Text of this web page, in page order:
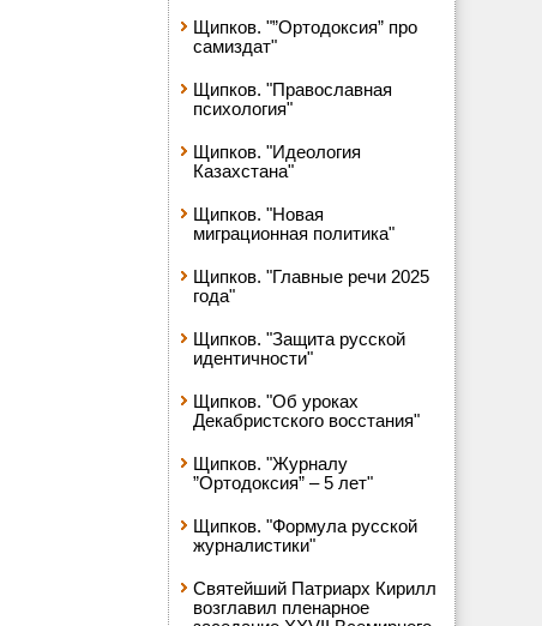
Щипков. "”Ортодоксия” про
самиздат"
Щипков. "Православная
психология"
Щипков. "Идеология
Казахстана"
Щипков. "Новая
миграционная политика"
Щипков. "Главные речи 2025
года"
Щипков. "Защита русской
идентичности"
Щипков. "Об уроках
Декабристского восстания"
Щипков. "Журналу
”Ортодоксия” – 5 лет"
Щипков. "Формула русской
журналистики"
Святейший Патриарх Кирилл
возглавил пленарное